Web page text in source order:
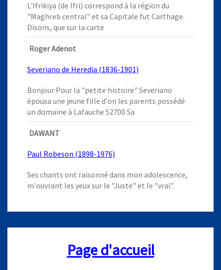
L'Ifrikiya (de Ifri) correspond à la région du
"Maghreb central" et sa Capitale fut Carthage.
Disons, que sur la carte
Roger Adenot
Severiano de Heredia (1836-1901)
Bonjour Pour la "petite histoire" Severiano
épousa une jeune fille d'on les parents possédé
un domaine à Lafauche 52700 Sa
DAWANT
Paul Robeson (1898-1976)
Ses chants ont raisonné dans mon adolescence,
m'ouvrant les yeux sur le "Juste" et le "vrai".
Page d'accueil